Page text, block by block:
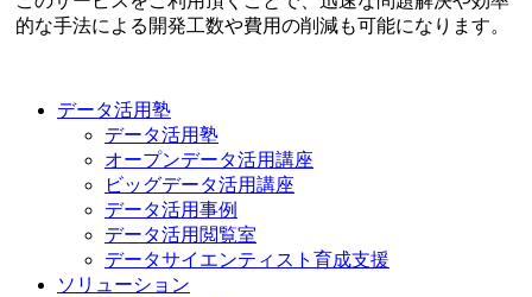
的な手法による開発工数や費用の削減も可能になります。
データ活用塾
データ活用塾
オープンデータ活用講座
ビッグデータ活用講座
データ活用事例
データ活用閲覧室
データサイエンティスト育成支援
ソリューション